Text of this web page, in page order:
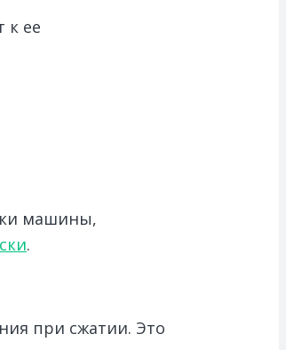
к ее
машины,
.
при сжатии. Это